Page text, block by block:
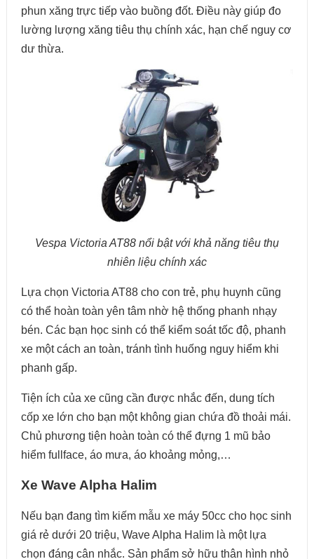
phun xăng trực tiếp vào buồng đốt. Điều này giúp đo
lường lượng xăng tiêu thụ chính xác, hạn chế nguy cơ
dư thừa.
Vespa Victoria AT88 nổi bật với khả năng tiêu thụ
nhiên liệu chính xác
Lựa chọn Victoria AT88 cho con trẻ, phụ huynh cũng
có thể hoàn toàn yên tâm nhờ hệ thống phanh nhạy
bén. Các bạn học sinh có thể kiểm soát tốc độ, phanh
xe một cách an toàn, tránh tình huống nguy hiểm khi
phanh gấp.
Tiện ích của xe cũng cần được nhắc đến, dung tích
cốp xe lớn cho bạn một không gian chứa đồ thoải mái.
Chủ phương tiện hoàn toàn có thể đựng 1 mũ bảo
hiểm fullface, áo mưa, áo khoảng mỏng,…
Xe Wave Alpha Halim
Nếu bạn đang tìm kiếm mẫu xe máy 50cc cho học sinh
giá rẻ dưới 20 triệu, Wave Alpha Halim là một lựa
chọn đáng cân nhắc. Sản phẩm sở hữu thân hình nhỏ